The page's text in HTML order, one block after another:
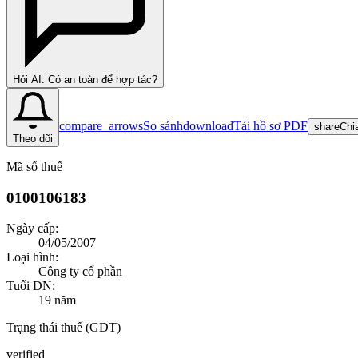
Hỏi AI: Có an toàn để hợp tác?
Theo dõi
compare_arrowsSo sánhdownloadTải hồ sơ PDF share
Mã số thuế
0100106183
Ngày cấp:
04/05/2007
Loại hình:
Công ty cổ phần
Tuổi DN:
19 năm
Trạng thái thuế (GDT)
verified